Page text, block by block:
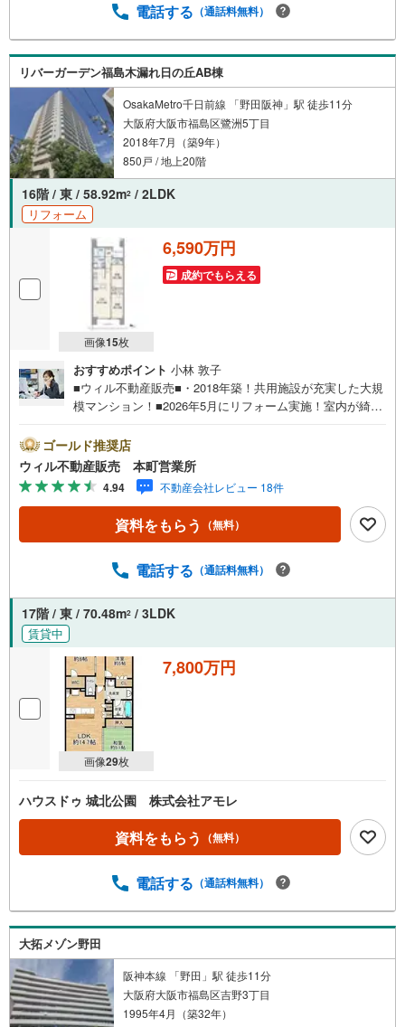
～～～～～～～～-Daigasグループの当社グローバルベイ
ス-リノベーションマンション累計6000戸の供給実績！多く
の物件調達・リノベーション実績で培ったノウハウがござ
います。 ご予約いただくとご見学がスムーズです！【営業
時間 10:00～19:00】スマホの方は右下の電話ボタンをタ
ッチ。または「室内・現地を見学する（無料）」ボタンよ
りご希望の日時をご記入いただけますとスムーズにご案内
が可能です。お気軽にお問い合わせください！
電話する （通話料無料）
リバーガーデン福島木漏れ日の丘AB棟
OsakaMetro千日前線 「野田阪神」駅 徒歩11分
大阪府大阪市福島区鷺洲5丁目
2018年7月（築9年）
850戸 / 地上20階
16階 / 東 / 58.92m2 / 2LDK
リフォーム
画像15枚
6,590万円
成約でもらえる
おすすめポイント 小林 敦子
■ウィル不動産販売■・2018年築！共用施設が充実した大規
模マンション！■2026年5月にリフォーム実施！室内が綺麗
新調・洗面化粧台新調・洗濯防水パン新調・全建具新調・
クッションフロア張替え・間接照明新設・クロス全面張替
え・床張替え・ダウンライト、コンセント増設・ハウスク
リーニング■スーパー徒歩2分の便利な生活環境！■小中学
校徒歩圏で子育て世帯にも安心！■築浅マンション！■高層
階16階！2LDK！■室内廊下が短く居室を広く使える造り！
式！キッチンからのアクセスも可！■L字型キッチン！【弊
キングまでご案内致しますので、担当者にお声がけくださ
い。■キッズスペースもございますので、小さなお子様がい
定休日はございません。火曜日・水曜日も営業しておりま
す。
ゴールド推奨店
ウィル不動産販売 本町営業所
4.94 不動産会社レビュー 18件
資料をもらう （無料）
電話する （通話料無料）
17階 / 東 / 70.48m2 / 3LDK
賃貸中
画像29枚
7,800万円
ハウスドゥ 城北公園 株式会社アモレ
資料をもらう （無料）
電話する （通話料無料）
大拓メゾン野田
阪神本線 「野田」駅 徒歩11分
大阪府大阪市福島区吉野3丁目
1995年4月（築32年）